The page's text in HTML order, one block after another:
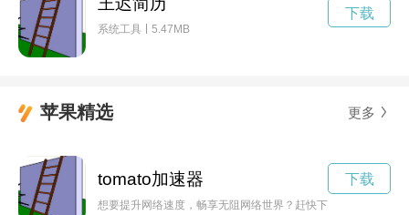
系统工具 5.47MB
下载
苹果精选 更多
tomato加速器
想要提升网络速度，畅享无阻网络世界？赶快下载toto加速器
下载